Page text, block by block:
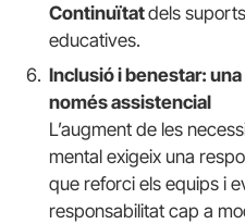
Continuïtatdels
educatives.
Inclusió i benestar:
només assistencial
L’augment de les
mental exigeix una
que reforci els equips i
responsabilitat cap a